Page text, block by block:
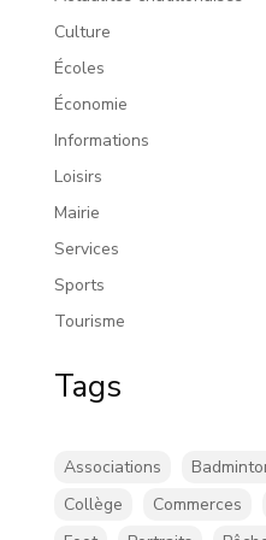
Culture
Écoles
Économie
Informations
Loisirs
Mairie
Services
Sports
Tourisme
Tags
Associations
Collège
Commerces